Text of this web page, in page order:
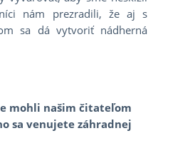
nám prezradili, že aj s
sa dá vytvoriť nádherná
mohli našim čitateľom
sa venujete záhradnej